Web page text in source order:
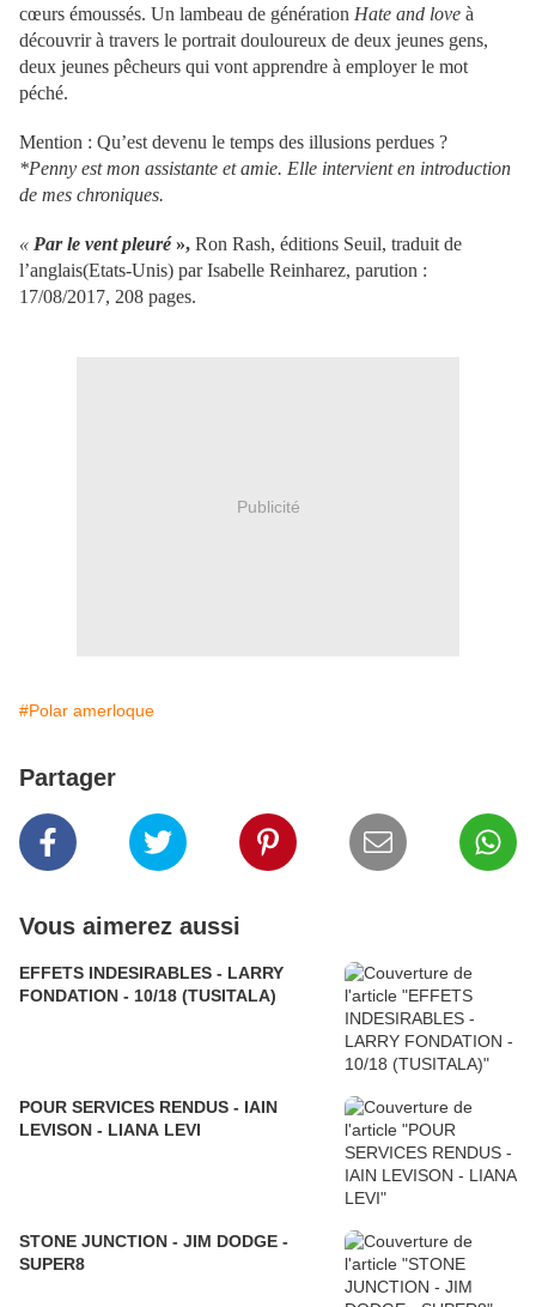
cœurs émoussés. Un lambeau de génération Hate and love à
découvrir à travers le portrait douloureux de deux jeunes gens,
deux jeunes pêcheurs qui vont apprendre à employer le mot
péché.
Mention : Qu’est devenu le temps des illusions perdues ?
*Penny est mon assistante et amie. Elle intervient en introduction
de mes chroniques.
« Par le vent pleuré», Ron Rash, éditions Seuil, traduit de
l’anglais(Etats-Unis) par Isabelle Reinharez, parution :
17/08/2017, 208 pages.
Publicité
#Polar amerloque
Partager
Vous aimerez aussi
EFFETS INDESIRABLES - LARRY
FONDATION - 10/18 (TUSITALA)
POUR SERVICES RENDUS - IAIN
LEVISON - LIANA LEVI
STONE JUNCTION - JIM DODGE -
SUPER8